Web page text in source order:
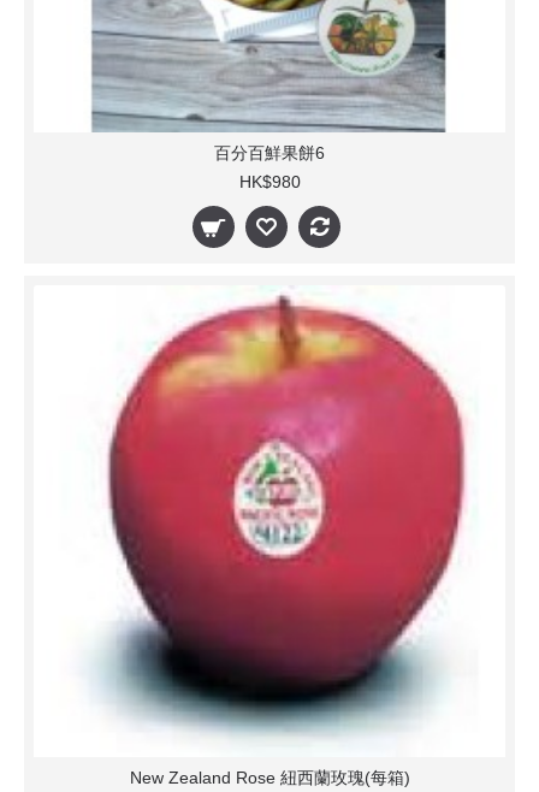
百分百鮮果餅6
HK$980
New Zealand Rose 紐西蘭玫瑰(每箱)